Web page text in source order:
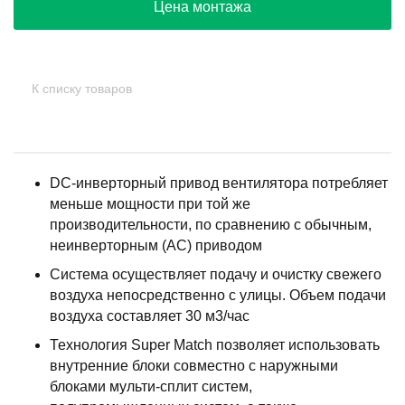
Цена монтажа
К списку товаров
DC-инверторный привод вентилятора потребляет
меньше мощности при той же
производительности, по сравнению с обычным,
неинверторным (AC) приводом
Система осуществляет подачу и очистку свежего
воздуха непосредственно с улицы. Объем подачи
воздуха составляет 30 м3/час
Технология Super Match позволяет использовать
внутренние блоки совместно с наружными
блоками мульти-сплит систем,